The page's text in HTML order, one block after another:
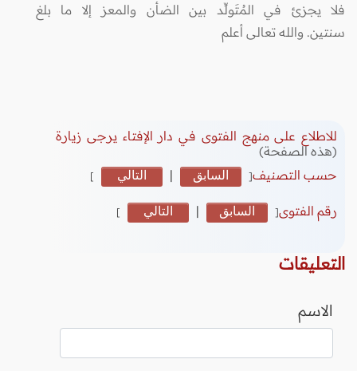
فلا يجزئ في المُتَولِّد بين الضأن والمعز إلا ما بلغ
سنتين. والله تعالى أعلم
للاطلاع على منهج الفتوى في دار الإفتاء يرجى زيارة
(هذه الصفحة)
حسب التصنيف[ السابق | التالي ]
رقم الفتوى[ السابق | التالي ]
التعليقات
الاسم